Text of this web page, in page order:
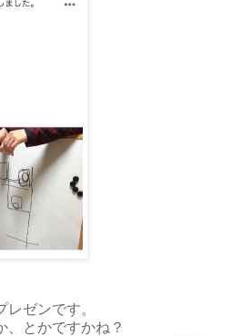
ゼンです。
、とかですかね？